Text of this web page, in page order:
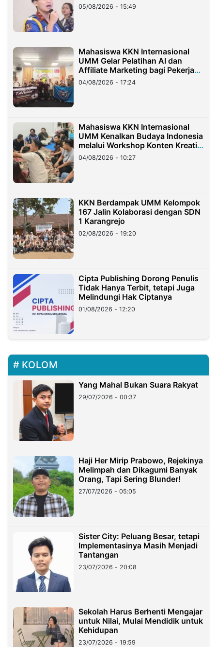
05/08/2026 - 15:49
Mahasiswa KKN Internasional
UMM Gelar Pelatihan AI dan
Affiliate Marketing bagi Pekerja
Migran Indonesia di Taiwan
04/08/2026 - 17:24
Mahasiswa KKN Internasional
UMM Kenalkan Budaya Indonesia
melalui Workshop Konten Kreatif
di Taiwan
04/08/2026 - 10:27
KKN Berdampak UMM Kelompok
167 Jalin Kolaborasi dengan SDN
1 Karangrejo
02/08/2026 - 19:20
Cipta Publishing Dorong Penulis
Tidak Hanya Terbit, tetapi Juga
Melindungi Hak Ciptanya
01/08/2026 - 12:20
KOLOM
Yang Mahal Bukan Suara Rakyat
29/07/2026 - 00:37
Haji Her Mirip Prabowo, Rejekinya
Melimpah dan Dikagumi Banyak
Orang, Tapi Sering Blunder!
27/07/2026 - 05:05
Sister City: Peluang Besar, tetapi
Implementasinya Masih Menjadi
Tantangan
23/07/2026 - 20:08
Sekolah Harus Berhenti Mengajar
untuk Nilai, Mulai Mendidik untuk
Kehidupan
23/07/2026 - 19:59